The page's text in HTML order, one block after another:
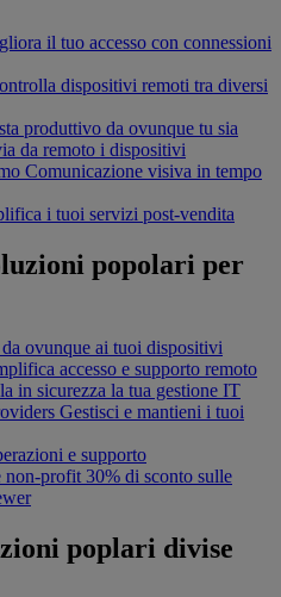
il tuo accesso con connessioni
dispositivi remoti tra diversi
produttivo da ovunque tu sia
da remoto i dispositivi
Comunicazione visiva in tempo
i tuoi servizi post-vendita
popolari per
ovunque ai tuoi dispositivi
accesso e supporto remoto
in sicurezza la tua gestione IT
Gestisci e mantieni i tuoi
e supporto
non-profit 30% di sconto sulle
poplari divise